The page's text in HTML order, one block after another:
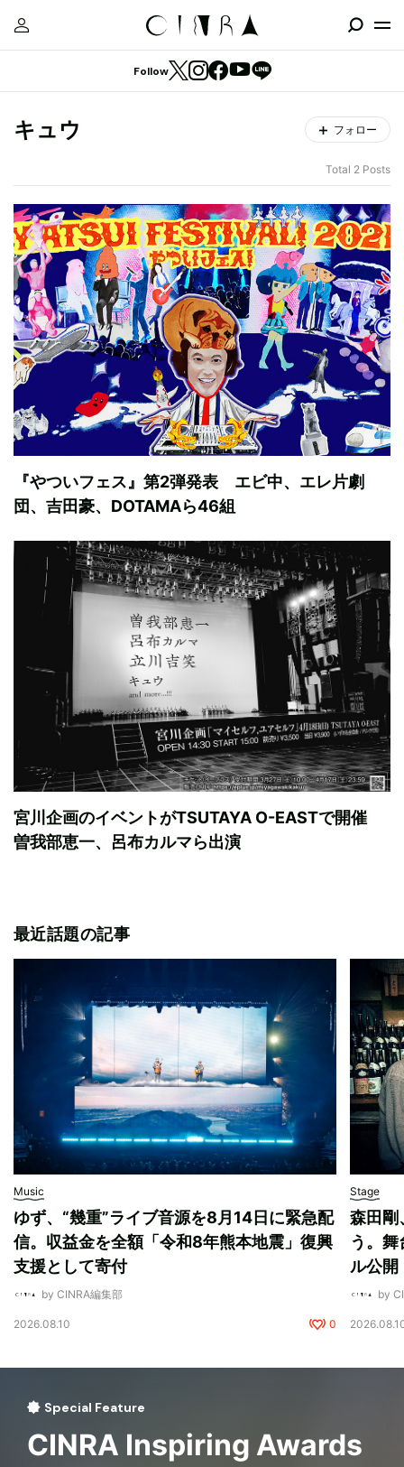
Follow
キュウ フォロー
Total 2 Posts
『やついフェス』第2弾発表 エビ中、エレ片劇
団、吉田豪、DOTAMAら46組
宮川企画のイベントがTSUTAYA O-EASTで開催
曽我部恵一、呂布カルマら出演
最近話題の記事
Music
ゆず、“幾重”ライブ音源を8月14日に緊急配
信。収益金を全額「令和8年熊本地震」復興
支援として寄付
by CINRA編集部
2026.08.10 0
Stage
森田剛
う。
ル公開
by
Special Feature
CINRA Inspiring Awards